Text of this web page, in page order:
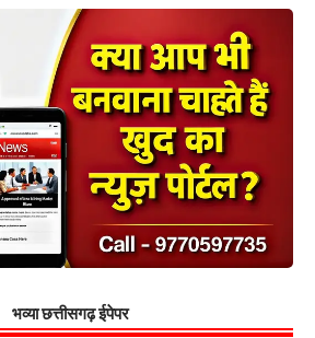
भव्या छत्तीसगढ़ ईपेपर